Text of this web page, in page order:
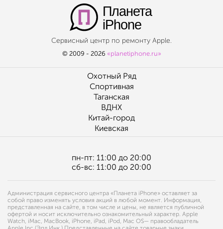
Планета
iPhone
Сервисный центр по ремонту Apple.
© 2009 - 2026 «planetiphone.ru»
Охотный Ряд
Спортивная
Таганская
ВДНХ
Китай-город
Киевская
пн-пт: 11:00 до 20:00
сб-вс: 11:00 до 20:00
Администрация сервисного центра «Планета iPhone» оставляет за
собой право изменять условия акций в любой момент. Информация,
представленная на сайте, в том числе и цены, не является публичной
офертой и носит исключительно ознакомительный характер. Apple
Watch, iMac, MacBook, iPhone, iPad, iPod, Mac OS— правообладатель